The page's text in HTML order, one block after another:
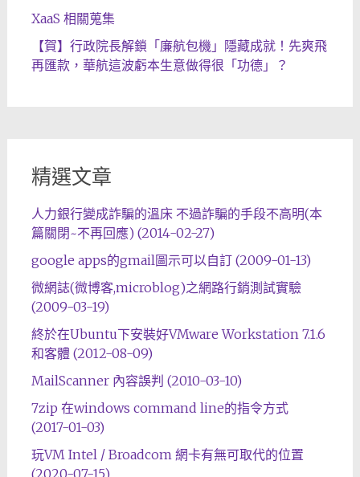
XaaS 相關蒐集
【賀】行政院長解鎖「廉航包機」隱藏成就！先爽飛
再匯款，華航這波虧本生意做得很「功德」？
精選文章
人力銀行變成詐騙的溫床 不過詐騙的手段不高明(本
篇關閉~不再回應) (2014-02-27)
google apps的gmail圖示可以自訂 (2009-01-13)
微網誌(微博客,microblog)之網路行銷測試實驗
(2009-03-19)
終於在Ubuntu下安裝好VMware Workstation 7.1.6
和客體 (2012-08-09)
MailScanner 內容誤判 (2010-03-10)
7zip 在windows command line的指令方式
(2017-01-03)
玩VM Intel / Broadcom 網卡有無可取代的位置
(2020-07-15)